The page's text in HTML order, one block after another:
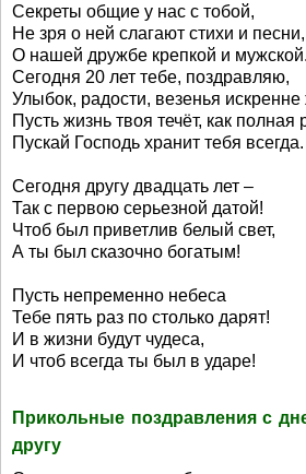
Секреты общие у нас с тобой,
Не зря о ней слагают стихи и песни,
О нашей дружбе крепкой и мужской.
Сегодня 20 лет тебе, поздравляю,
Улыбок, радости, везенья
Пусть жизнь твоя течёт, как полная
Пускай Господь хранит тебя всегда.
Сегодня другу двадцать лет –
Так с первою серьезной датой!
Чтоб был приветлив белый свет,
А ты был сказочно богатым!
Пусть непременно небеса
Тебе пять раз по столько дарят!
И в жизни будут чудеса,
И чтоб всегда ты был в ударе!
Прикольные поздравления с
другу